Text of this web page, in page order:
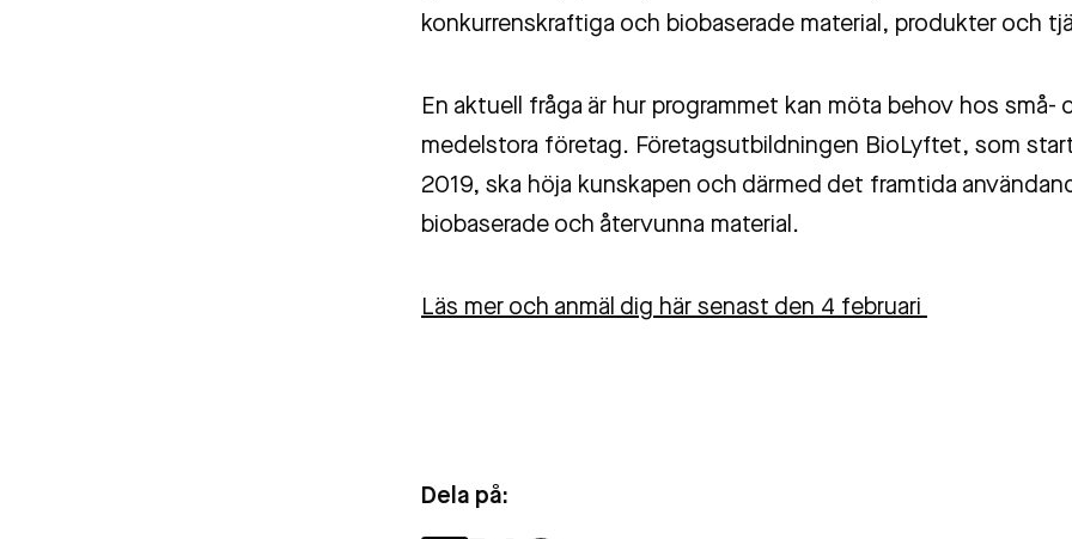
konkurrenskraftiga och biobaserade material, produkter och
En aktuell fråga är hur programmet kan möta behov hos små-
medelstora företag. Företagsutbildningen BioLyftet, som
2019, ska höja kunskapen och därmed det framtida
biobaserade och återvunna material.
Läs mer och anmäl dig här senast den 4 februari
Dela på: